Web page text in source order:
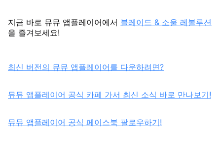
지금 바로 뮤뮤 앱플레이어에서 블레이드 & 소울 레볼루션
을 즐겨보세요!
최신 버전의 뮤뮤 앱플레이어를 다운하려면?
뮤뮤 앱플레이어 공식 카페 가서 최신 소식 바로 만나보기!
뮤뮤 앱플레이어 공식 페이스북 팔로우하기!